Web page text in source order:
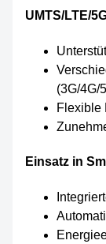
UMTS/LTE/
(3G/4G/
Flexible
Einsatz in